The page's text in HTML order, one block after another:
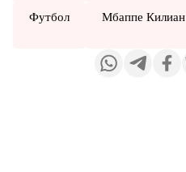
Футбол Мбаппе Килиан